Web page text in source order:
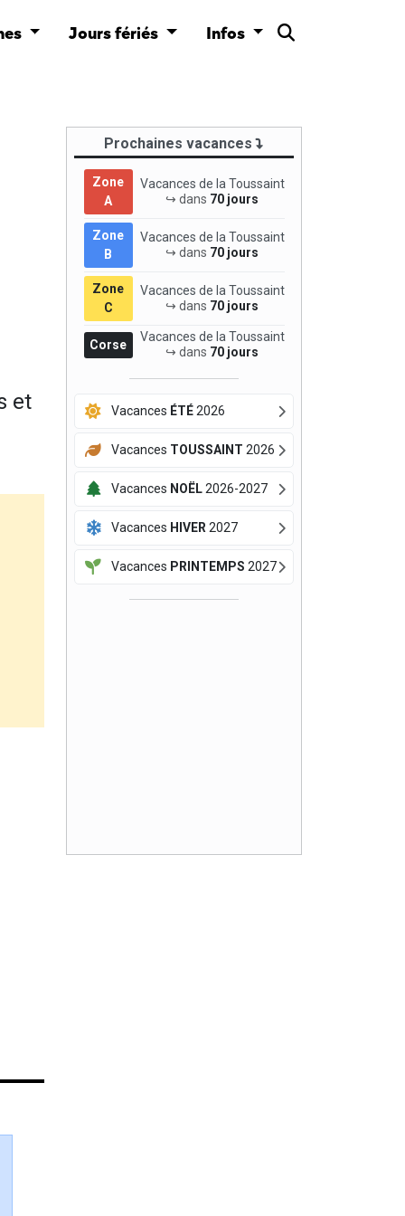
Jours fériés Infos
et
Prochaines vacances
Zone
A
Vacances de la Toussaint
↪ dans 70 jours
Zone
B
Vacances de la Toussaint
↪ dans 70 jours
Zone
C
Vacances de la Toussaint
↪ dans 70 jours
Corse
Vacances de la Toussaint
↪ dans 70 jours
Vacances ÉTÉ2026
Vacances TOUSSAINT 2026
Vacances NOËL2026-2027
Vacances HIVER 2027
Vacances PRINTEMPS 2027